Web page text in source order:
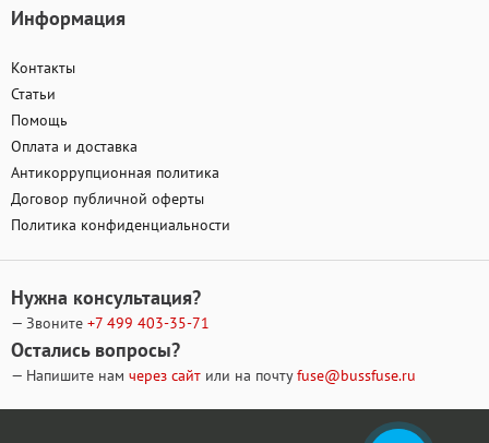
Информация
Контакты
Статьи
Помощь
Оплата и доставка
Антикоррупционная политика
Договор публичной оферты
Политика конфиденциальности
Нужна консультация?
— Звоните +7 499 403-35-71
Остались вопросы?
— Напишите нам через сайт или на почтуfuse@bussfuse.ru